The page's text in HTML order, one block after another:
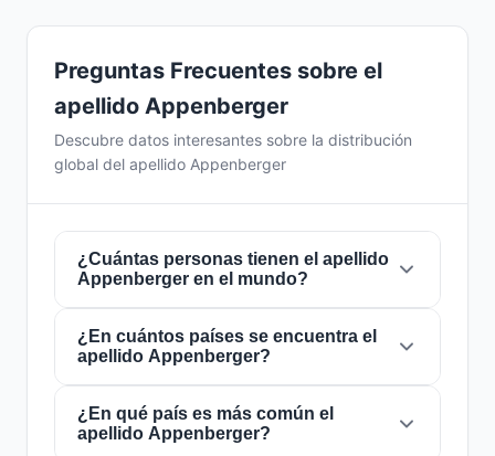
Preguntas Frecuentes sobre el
apellido Appenberger
Descubre datos interesantes sobre la distribución
global del apellido Appenberger
¿Cuántas personas tienen el apellido
Appenberger en el mundo?
Actualmente hay aproximadamente5
personascon el apellido Appenberger
todo el mundo. Esto significa que
aproximadamente 1 de cada1,600,000,000
personasen el mundo lleva este apellido. Se
¿En cuántos países se encuentra el
apellido Appenberger?
El apellidoAppenberger está presente en
paísesde todo el mundo. Esto lo clasifica
¿En qué país es más común el
apellido Appenberger?